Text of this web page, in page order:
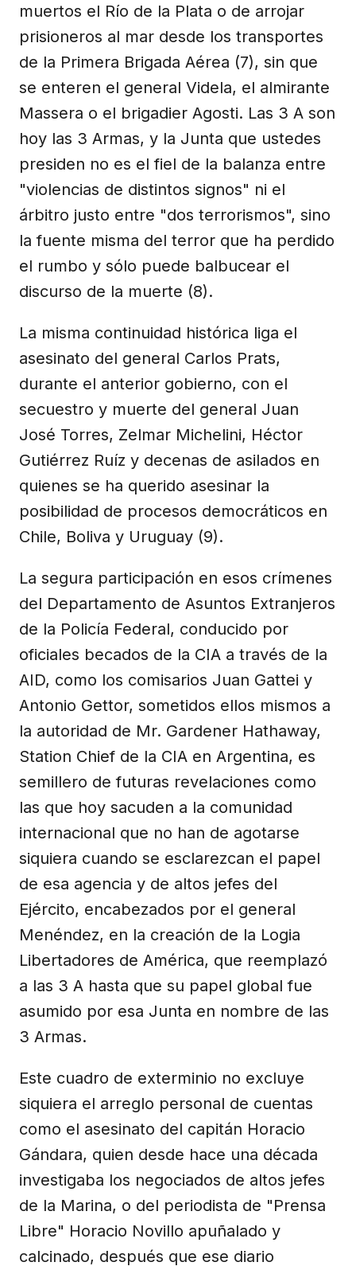
muertos el Río de la Plata o de arrojar
prisioneros al mar desde los transportes
de la Primera Brigada Aérea (7), sin que
se enteren el general Videla, el almirante
Massera o el brigadier Agosti. Las 3 A son
hoy las 3 Armas, y la Junta que ustedes
presiden no es el fiel de la balanza entre
"violencias de distintos signos" ni el
árbitro justo entre "dos terrorismos", sino
la fuente misma del terror que ha perdido
el rumbo y sólo puede balbucear el
discurso de la muerte (8).
La misma continuidad histórica liga el
asesinato del general Carlos Prats,
durante el anterior gobierno, con el
secuestro y muerte del general Juan
José Torres, Zelmar Michelini, Héctor
Gutiérrez Ruíz y decenas de asilados en
quienes se ha querido asesinar la
posibilidad de procesos democráticos en
Chile, Boliva y Uruguay (9).
La segura participación en esos crímenes
del Departamento de Asuntos Extranjeros
de la Policía Federal, conducido por
oficiales becados de la CIA a través de la
AID, como los comisarios Juan Gattei y
Antonio Gettor, sometidos ellos mismos a
la autoridad de Mr. Gardener Hathaway,
Station Chief de la CIA en Argentina, es
semillero de futuras revelaciones como
las que hoy sacuden a la comunidad
internacional que no han de agotarse
siquiera cuando se esclarezcan el papel
de esa agencia y de altos jefes del
Ejército, encabezados por el general
Menéndez, en la creación de la Logia
Libertadores de América, que reemplazó
a las 3 A hasta que su papel global fue
asumido por esa Junta en nombre de las
3 Armas.
Este cuadro de exterminio no excluye
siquiera el arreglo personal de cuentas
como el asesinato del capitán Horacio
Gándara, quien desde hace una década
investigaba los negociados de altos jefes
de la Marina, o del periodista de "Prensa
Libre" Horacio Novillo apuñalado y
calcinado, después que ese diario